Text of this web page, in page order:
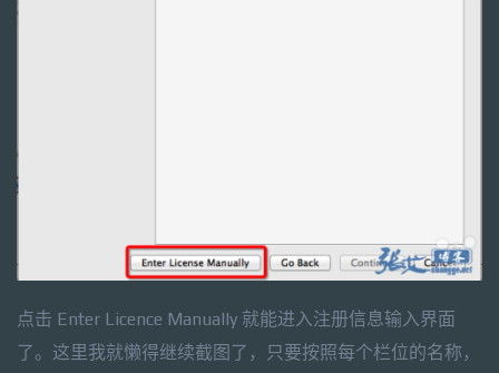
点击 Enter Licence Manually 就能进入注册信息输入界面
了。这里我就懒得继续截图了，只要按照每个栏位的名称，